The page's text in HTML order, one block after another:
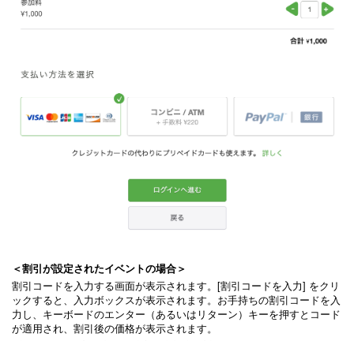
＜割引が設定されたイベントの場合＞
割引コードを入力する画面が表示されます。[割引コードを入力] をクリ
ックすると、入力ボックスが表示されます。お手持ちの割引コードを入
力し、キーボードのエンター（あるいはリターン）キーを押すとコード
が適用され、割引後の価格が表示されます。